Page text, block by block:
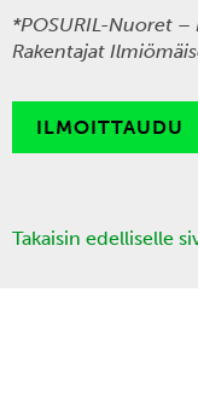
*POSURIL-Nuoret
Rakentajat
ILMOITTAUDU
Takaisin edelliselle